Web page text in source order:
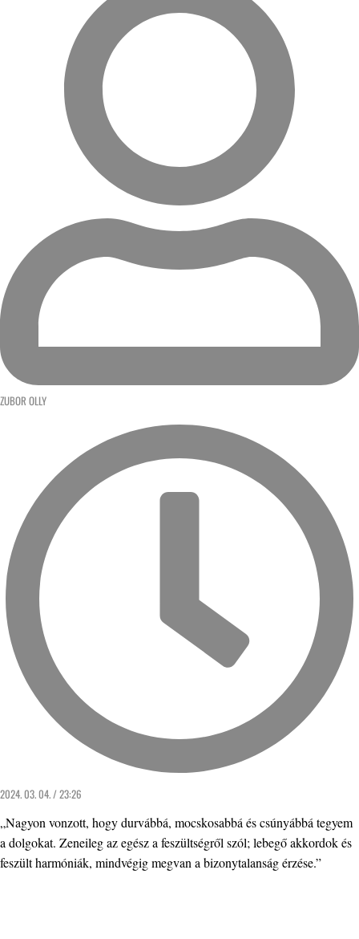
ZUBOR OLLY
2024. 03. 04. / 23:26
„Nagyon vonzott, hogy durvábbá, mocskosabbá és csúnyábbá tegyem
a dolgokat. Zeneileg az egész a feszültségről szól; lebegő akkordok és
feszült harmóniák, mindvégig megvan a bizonytalanság érzése.”